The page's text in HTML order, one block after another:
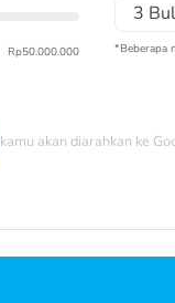
Rp50.000.000
3
*Beberapa
akan diarahkan ke